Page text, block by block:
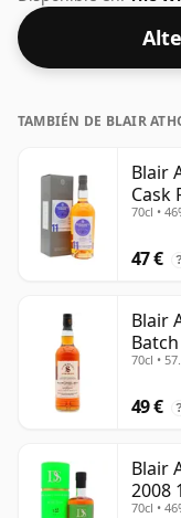
se embotella con
beber. Se disfruta
TAMBIÉN DE BLAIR
Blair
Cask
70cl •
47 € ?
Blair
70cl •
49 € ?
Blair
2008
70cl •